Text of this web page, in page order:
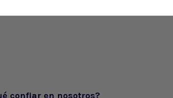
confiar en nosotros?